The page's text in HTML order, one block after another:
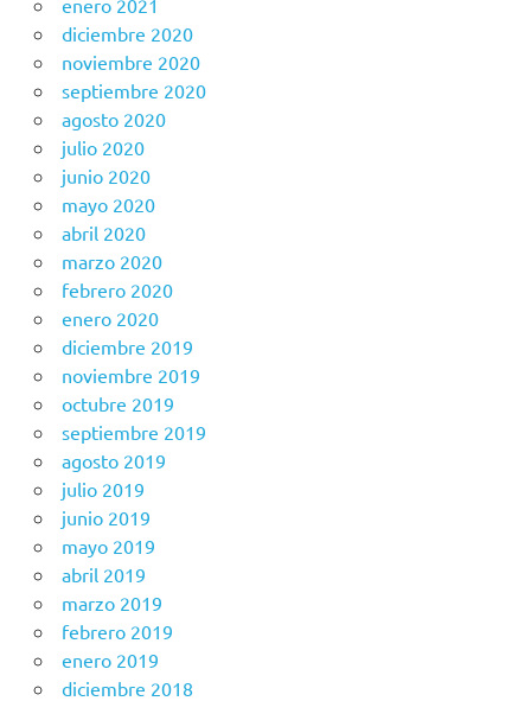
diciembre 2020
noviembre 2020
septiembre 2020
agosto 2020
julio 2020
junio 2020
mayo 2020
abril 2020
marzo 2020
febrero 2020
enero 2020
diciembre 2019
noviembre 2019
octubre 2019
septiembre 2019
agosto 2019
julio 2019
junio 2019
mayo 2019
abril 2019
marzo 2019
febrero 2019
enero 2019
diciembre 2018